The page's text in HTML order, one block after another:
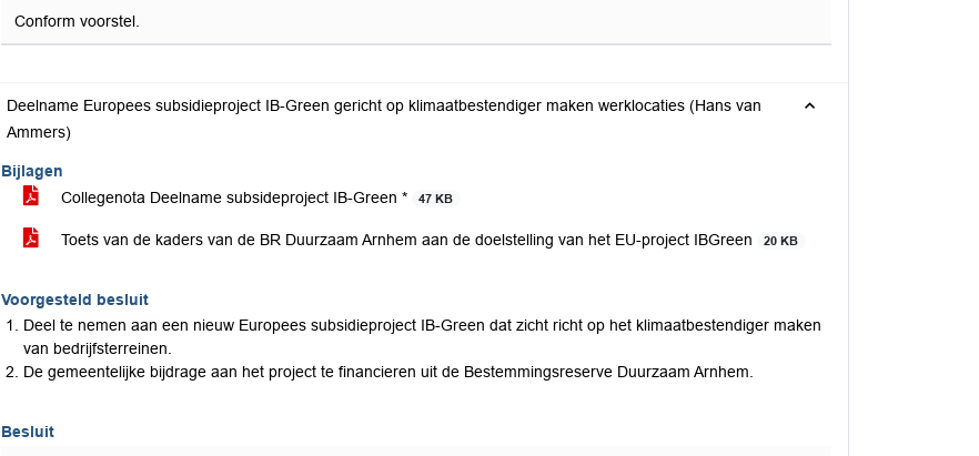
Conform voorstel.
Deelname Europees subsidieproject IB-Green gericht op klimaatbestendiger maken werklocaties (Hans van
Ammers)
Bijlagen
Collegenota Deelname subsideproject IB-Green *
47 KB
Toets van de kaders van de BR Duurzaam Arnhem aan de doelstelling van het EU-project IBGreen 20 KB
Voorgesteld besluit
Deel te nemen aan een nieuw Europees subsidieproject IB-Green dat zicht richt op het klimaatbestendiger maken
van bedrijfsterreinen.
De gemeentelijke bijdrage aan het project te financieren uit de Bestemmingsreserve Duurzaam Arnhem.
Besluit